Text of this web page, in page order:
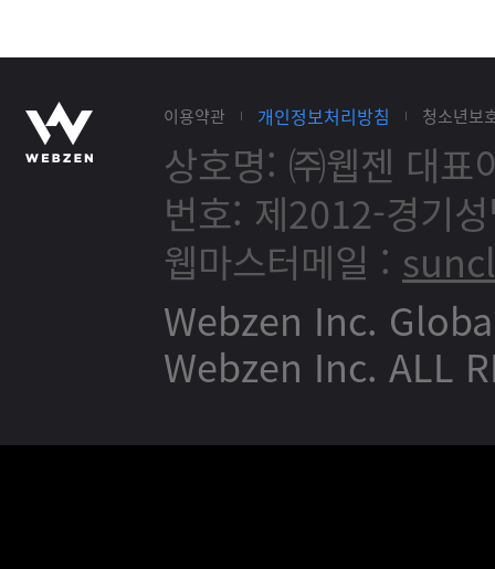
이용약관 개인정보처리방침 청소년보
상호명: ㈜웹젠 대표
번호: 제2012-경기
웹마스터메일 :
Webzen Inc.
Webzen Inc. ALL